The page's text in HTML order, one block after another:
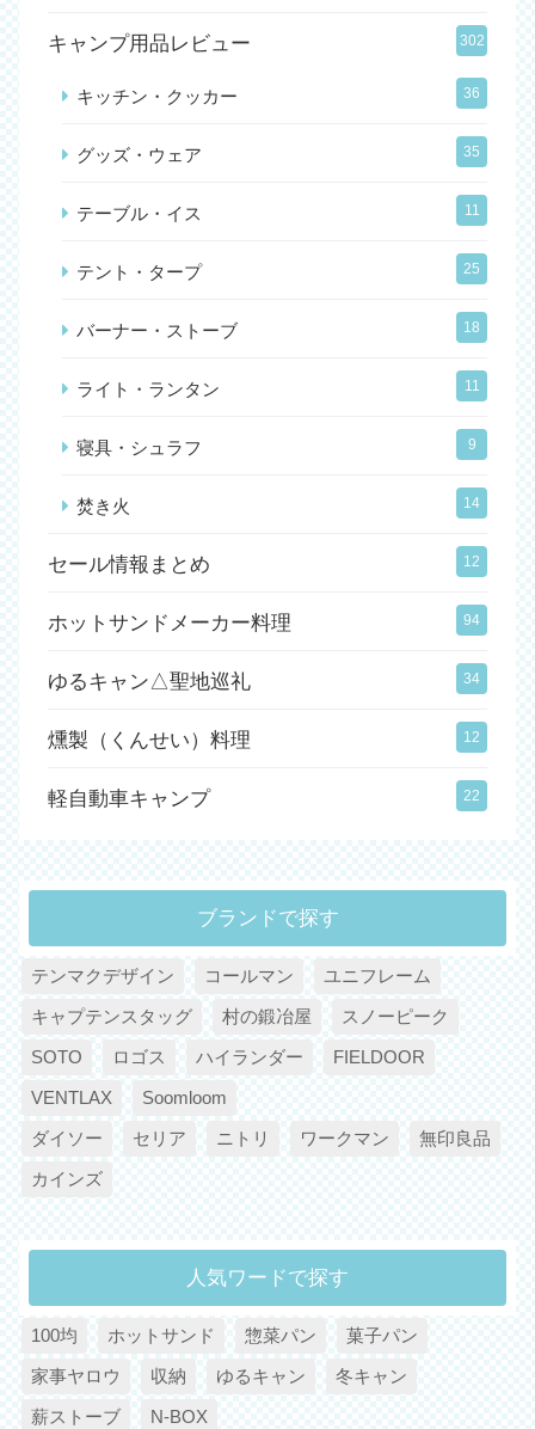
キャンプ用品レビュー 302
キッチン・クッカー 36
グッズ・ウェア 35
テーブル・イス 11
テント・タープ 25
バーナー・ストーブ 18
ライト・ランタン 11
寝具・シュラフ 9
焚き火 14
セール情報まとめ 12
ホットサンドメーカー料理 94
ゆるキャン△聖地巡礼 34
燻製（くんせい）料理 12
軽自動車キャンプ 22
ブランドで探す
テンマクデザイン コールマン
ユニフレーム
キャプテンスタッグ
村の鍛冶屋
スノーピーク
SOTO
ロゴス ハイランダー
FIELDOOR
VENTLAX
Soomloom
ダイソー
セリア ニトリ ワークマン
無印良品
カインズ
人気ワードで探す
100均 ホットサンド 惣菜パン
菓子パン
家事ヤロウ
収納 ゆるキャン
冬キャン
薪ストーブ
N-BOX